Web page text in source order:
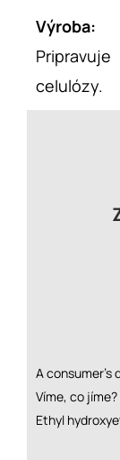
Výroba:
celulózy.
A
Víme, co jíme?
Ethyl